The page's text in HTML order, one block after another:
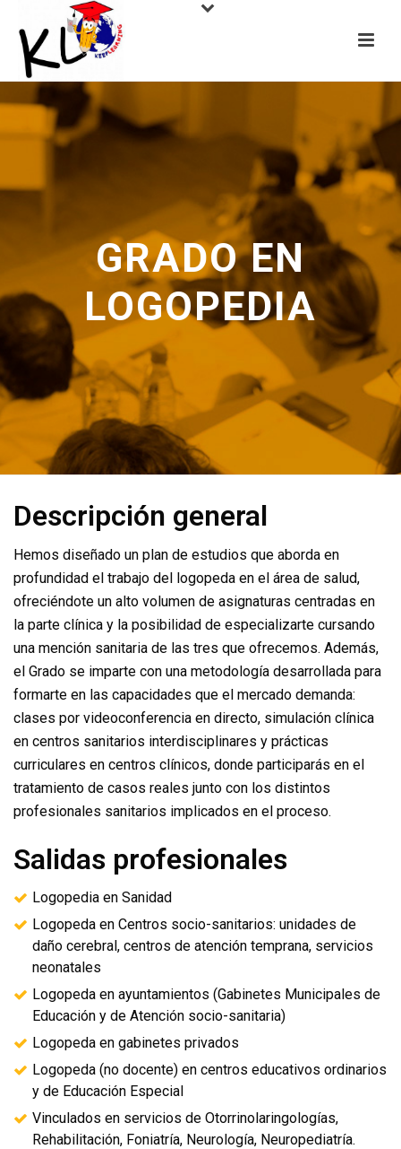
GRADO EN
LOGOPEDIA
Descripción general
Hemos diseñado un plan de estudios que aborda en
profundidad el trabajo del logopeda en el área de salud,
ofreciéndote un alto volumen de asignaturas centradas en
la parte clínica y la posibilidad de especializarte cursando
una mención sanitaria de las tres que ofrecemos. Además,
el Grado se imparte con una metodología desarrollada para
formarte en las capacidades que el mercado demanda:
clases por videoconferencia en directo, simulación clínica
en centros sanitarios interdisciplinares y prácticas
curriculares en centros clínicos, donde participarás en el
tratamiento de casos reales junto con los distintos
profesionales sanitarios implicados en el proceso.
Salidas profesionales
Logopedia en Sanidad
Logopeda en Centros socio-sanitarios: unidades de
daño cerebral, centros de atención temprana, servicios
neonatales
Logopeda en ayuntamientos (Gabinetes Municipales de
Educación y de Atención socio-sanitaria)
Logopeda en gabinetes privados
Logopeda (no docente) en centros educativos ordinarios
y de Educación Especial
Vinculados en servicios de Otorrinolaringologías,
Rehabilitación, Foniatría, Neurología, Neuropediatría.